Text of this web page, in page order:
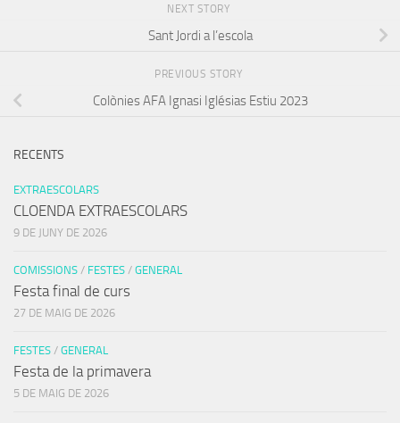
NEXT STORY
Sant Jordi a l’escola
PREVIOUS STORY
Colònies AFA Ignasi Iglésias Estiu 2023
RECENTS
EXTRAESCOLARS
CLOENDA EXTRAESCOLARS
9 DE JUNY DE 2026
COMISSIONS / FESTES / GENERAL
Festa final de curs
27 DE MAIG DE 2026
FESTES / GENERAL
Festa de la primavera
5 DE MAIG DE 2026